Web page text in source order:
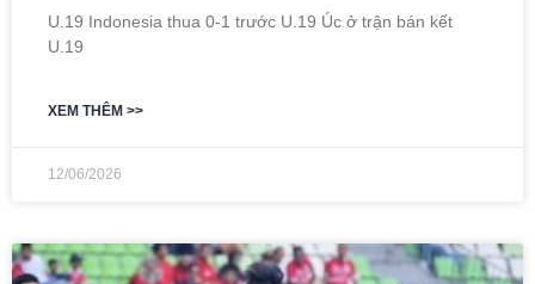
U.19 Indonesia thua 0-1 trước U.19 Úc ở trận bán kết
U.19
XEM THÊM >>
12/06/2026